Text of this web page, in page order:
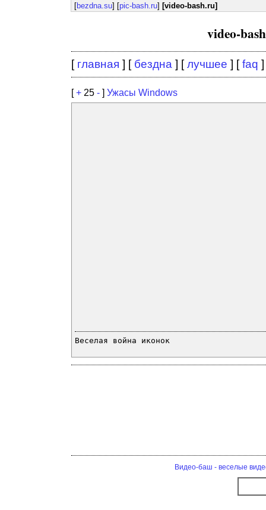
[bezdna.su] [pic-bash.ru] [video-bash.ru]
video-
[ главная ] [ бездна ] [лучшее ] [faq ]
[+ 25 - ] Ужасы Windows
Веселая война иконок
Видео-баш - веселые